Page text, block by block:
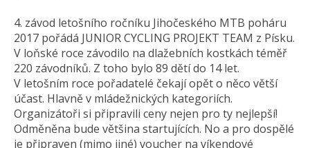
4. závod letošního ročníku Jihočeského MTB poháru
2017 pořádá JUNIOR CYCLING PROJEKT TEAM z Písku.
V loňské roce závodilo na dlažebních kostkách téměř
220 závodníků. Z toho bylo 89 dětí do 14 let.
V letošním roce pořadatelé čekají opět o něco větší
účast. Hlavně v mládežnických kategoriích.
Organizátoři si připravili ceny nejen pro ty nejlepší!
Odměněna bude většina startujících. No a pro dospělé
je připraven (mimo jiné) voucher na víkendové